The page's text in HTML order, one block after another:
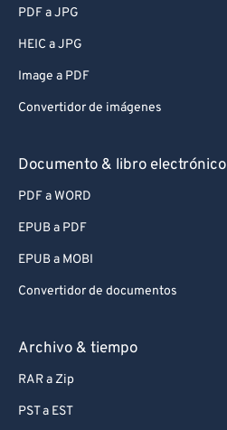
PDF a JPG
HEIC a JPG
Image a PDF
Convertidor de imágenes
Documento & libro electrónico
PDF a WORD
EPUB a PDF
EPUB a MOBI
Convertidor de documentos
Archivo & tiempo
RAR a Zip
PST a EST